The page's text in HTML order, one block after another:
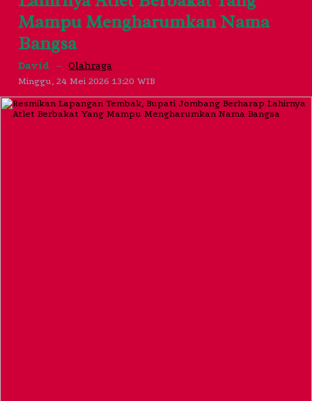
Mampu Mengharumkan Nama
Bangsa
David – Olahraga
Minggu, 24 Mei 2026 13:20 WIB